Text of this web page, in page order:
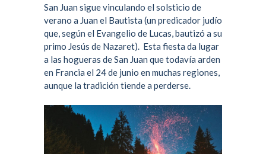
San Juan sigue vinculando el solsticio de
verano a Juan el Bautista (un predicador judío
que, según el Evangelio de Lucas, bautizó a su
primo Jesús de Nazaret). Esta fiesta da lugar
a las hogueras de San Juan que todavía arden
en Francia el 24 de junio en muchas regiones,
aunque la tradición tiende a perderse.